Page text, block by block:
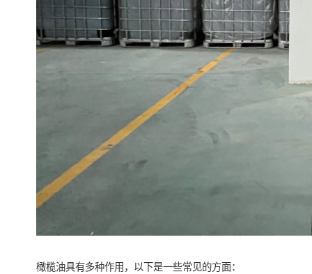
橄榄油具有多种作用，以下是一些常见的方面：